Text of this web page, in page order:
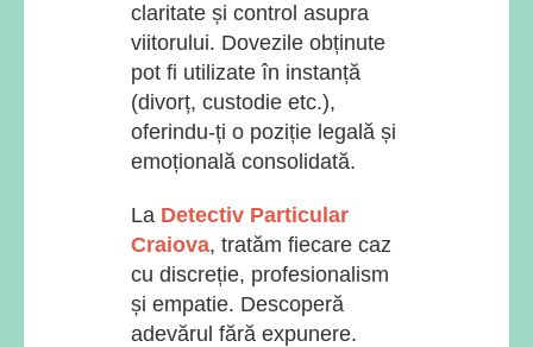
claritate și control asupra
viitorului. Dovezile obținute
pot fi utilizate în instanță
(divorț, custodie etc.),
oferindu-ți o poziție legală și
emoțională consolidată.
La Detectiv Particular
Craiova, tratăm fiecare caz
cu discreție, profesionalism
și empatie. Descoperă
adevărul fără expunere.